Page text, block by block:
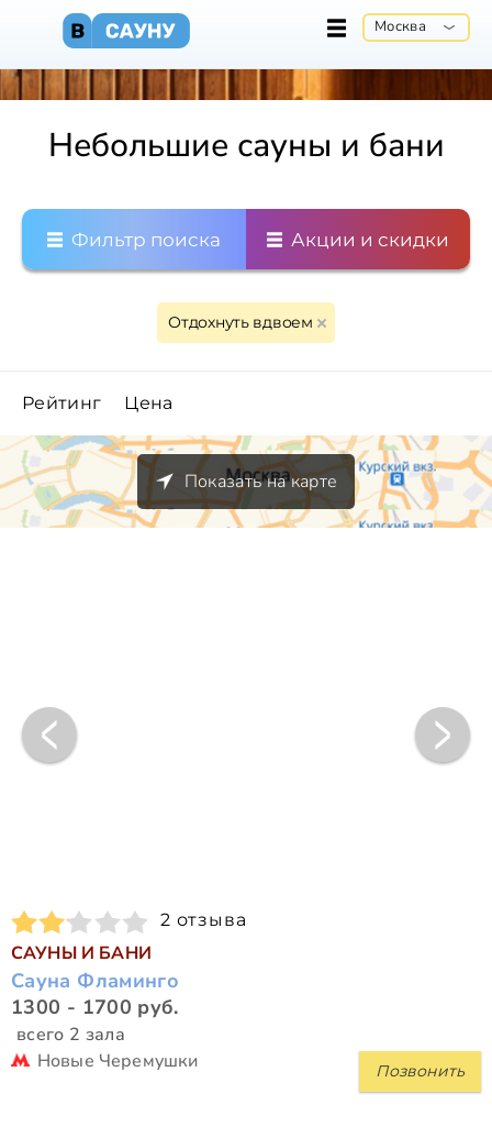
Москва
Небольшие сауны и бани
Фильтр поиска Акции и скидки
Отдохнуть вдвоем
Рейтинг Цена
Показать на карте
2 отзыва
САУНЫ И БАНИ
Сауна Фламинго
1300 - 1700 руб.
всего 2 зала
Позвонить
Новые Черемушки